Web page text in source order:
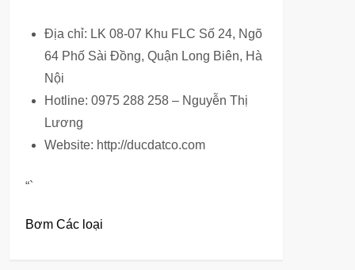
Địa chỉ: LK 08-07 Khu FLC Số 24, Ngõ
64 Phố Sài Đồng, Quận Long Biên, Hà
Nội
Hotline: 0975 288 258 – Nguyễn Thị
Lương
Website: http://ducdatco.com
“`
Bơm Các loại